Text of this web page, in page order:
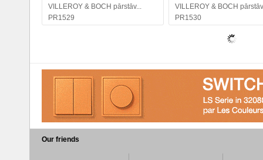
VILLEROY & BOCH pārstāv...
PR1529
VILLEROY & BOCH
PR1530
Our friends